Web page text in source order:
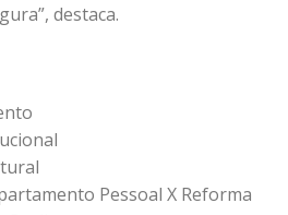
destaca.
Pessoal X Reforma